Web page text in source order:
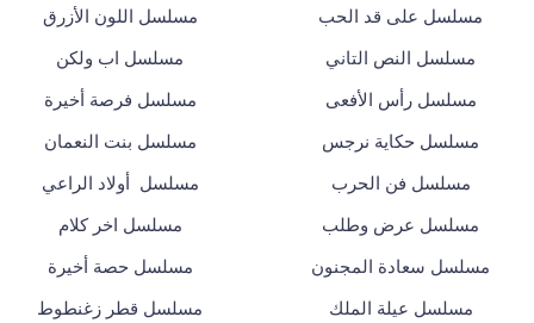
مسلسل على قد الحب مسلسل اللون الأزرق
مسلسل النص التاني مسلسل اب ولكن
مسلسل رأس الأفعى مسلسل فرصة أخيرة
مسلسل حكاية نرجس مسلسل بنت النعمان
مسلسل فن الحرب مسلسل أولاد الراعي
مسلسل عرض وطلب مسلسل اخر كلام
مسلسل سعادة المجنون مسلسل حصة أخيرة
مسلسل عيلة الملك مسلسل قطر زغنطوط